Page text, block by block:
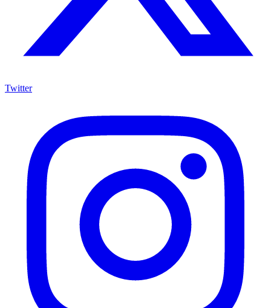
Twitter